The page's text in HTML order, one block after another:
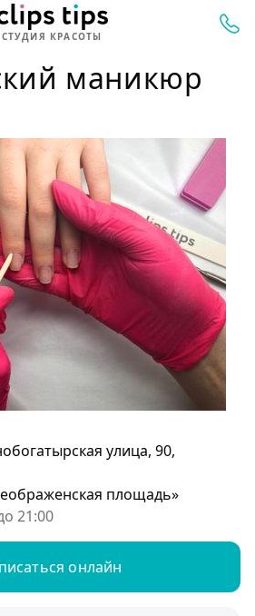
СТУДИЯ КРАСОТЫ
маникюр
улица, 90,
площадь»
21:00
онлайн